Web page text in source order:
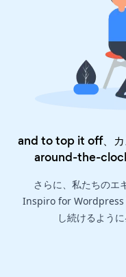
and to top it off、カ
around-the-
さらに、私たちのエ
Inspiro for Wordpress
し続けるよう